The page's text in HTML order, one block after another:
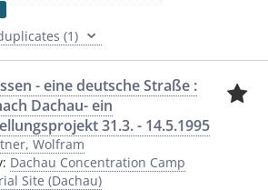
(1)
- eine deutsche Straße :
Dachau- ein
31.3. - 14.5.1995
Wolfram
Dachau Concentration Camp
Site (Dachau)